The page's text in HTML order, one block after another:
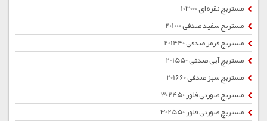
مستربچ نقره ای 103000
مستربچ سفید صدفی 201000
مستربچ قرمز صدفی 201440
مستربچ آبی صدفی 201550
مستربچ سبز صدفی 201660
مستربچ صورتی فلور 302450
مستربچ صورتی فلور 302550